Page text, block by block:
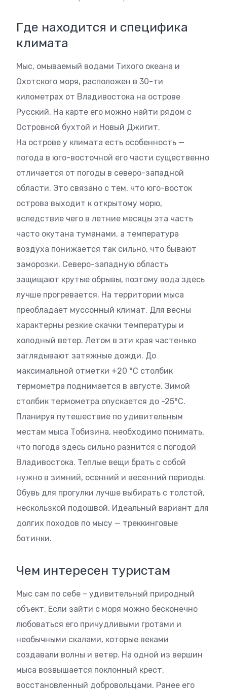
Где находится и специфика
климата
Мыс, омываемый водами Тихого океана и
Охотского моря, расположен в 30-ти
километрах от Владивостока на острове
Русский. На карте его можно найти рядом с
Островной бухтой и Новый Джигит.
На острове у климата есть особенность —
погода в юго-восточной его части существенно
отличается от погоды в северо-западной
области. Это связано с тем, что юго-восток
острова выходит к открытому морю,
вследствие чего в летние месяцы эта часть
часто окутана туманами, а температура
воздуха понижается так сильно, что бывают
заморозки. Северо-западную область
защищают крутые обрывы, поэтому вода здесь
лучше прогревается. На территории мыса
преобладает муссонный климат. Для весны
характерны резкие скачки температуры и
холодный ветер. Летом в эти края частенько
заглядывают затяжные дожди. До
максимальной отметки +20 °С столбик
термометра поднимается в августе. Зимой
столбик термометра опускается до -25°С.
Планируя путешествие по удивительным
местам мыса Тобизина, необходимо понимать,
что погода здесь сильно разнится с погодой
Владивостока. Теплые вещи брать с собой
нужно в зимний, осенний и весенний периоды.
Обувь для прогулки лучше выбирать с толстой,
нескользкой подошвой. Идеальный вариант для
долгих походов по мысу — треккинговые
ботинки.
Чем интересен туристам
Мыс сам по себе – удивительный природный
объект. Если зайти с моря можно бесконечно
любоваться его причудливыми гротами и
необычными скалами, которые веками
создавали волны и ветер. На одной из вершин
мыса возвышается поклонный крест,
восстановленный добровольцами. Ранее его